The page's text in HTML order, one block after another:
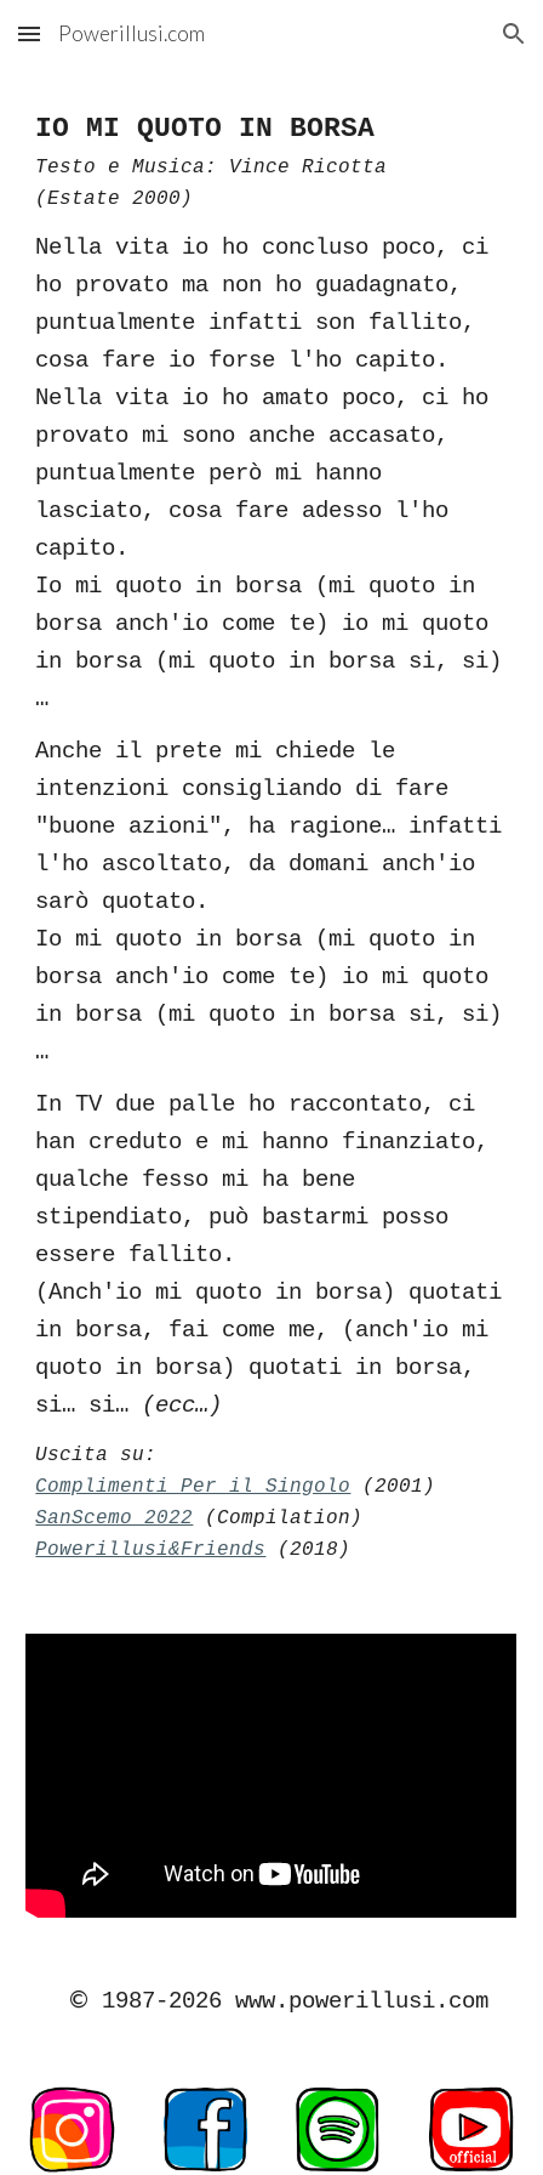
Skip to main content Skip to navigation
Powerillusi.com
IO MI QUOTO IN BORSA
Testo e Musica: Vince Ricotta
(Estate 2000)
Nella vita io ho concluso poco, ci
ho provato ma non ho guadagnato,
puntualmente infatti son fallito,
cosa fare io forse l'ho capito.
Nella vita io ho amato poco, ci ho
provato mi sono anche accasato,
puntualmente però mi hanno
lasciato, cosa fare adesso l'ho
capito.
Io mi quoto in borsa (mi quoto in
borsa anch'io come te) io mi quoto
in borsa (mi quoto in borsa si, si)
…
Anche il prete mi chiede le
intenzioni consigliando di fare
"buone azioni", ha ragione… infatti
l'ho ascoltato, da domani anch'io
sarò quotato.
Io mi quoto in borsa (mi quoto in
borsa anch'io come te) io mi quoto
in borsa (mi quoto in borsa si, si)
…
In TV due palle ho raccontato, ci
han creduto e mi hanno finanziato,
qualche fesso mi ha bene
stipendiato, può bastarmi posso
essere fallito.
(Anch'io mi quoto in borsa) quotati
in borsa, fai come me, (anch'io mi
quoto in borsa) quotati in borsa,
si… si… (ecc…)
Uscita su:
Complimenti Per il Singolo (2001)
SanScemo 2022 (Compilation)
Powerillusi&Friends (2018)
© 1987-2026 www.powerillusi.com